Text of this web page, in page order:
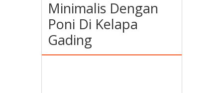
Minimalis Dengan
Poni Di Kelapa
Gading